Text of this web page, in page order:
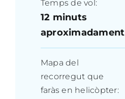
Temps de vol:
12 minuts
aproximadament
Mapa del
recorregut que
faràs en helicòpter: